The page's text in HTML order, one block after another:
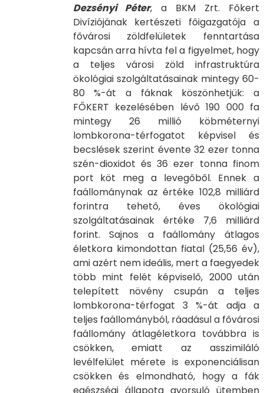
Dezsényi Péter, a BKM Zrt. Főkert
Divíziójának kertészeti főigazgatója a
fővárosi zöldfelületek fenntartása
kapcsán arra hívta fel a figyelmet, hogy
a teljes városi zöld infrastruktúra
ökológiai szolgáltatásainak mintegy 60-
80 %-át a fáknak köszönhetjük: a
FŐKERT kezelésében lévő 190 000 fa
mintegy 26 millió köbméternyi
lombkorona-térfogatot képvisel és
becslések szerint évente 32 ezer tonna
szén-dioxidot és 36 ezer tonna finom
port köt meg a levegőből. Ennek a
faállománynak az értéke 102,8 milliárd
forintra tehető, éves ökológiai
szolgáltatásainak értéke 7,6 milliárd
forint. Sajnos a faállomány átlagos
életkora kimondottan fiatal (25,56 év),
ami azért nem ideális, mert a faegyedek
több mint felét képviselő, 2000 után
telepített növény csupán a teljes
lombkorona-térfogat 3 %-át adja a
teljes faállományból, ráadásul a fővárosi
faállomány átlagéletkora továbbra is
csökken, emiatt az asszimiláló
levélfelület mérete is exponenciálisan
csökken és elmondható, hogy a fák